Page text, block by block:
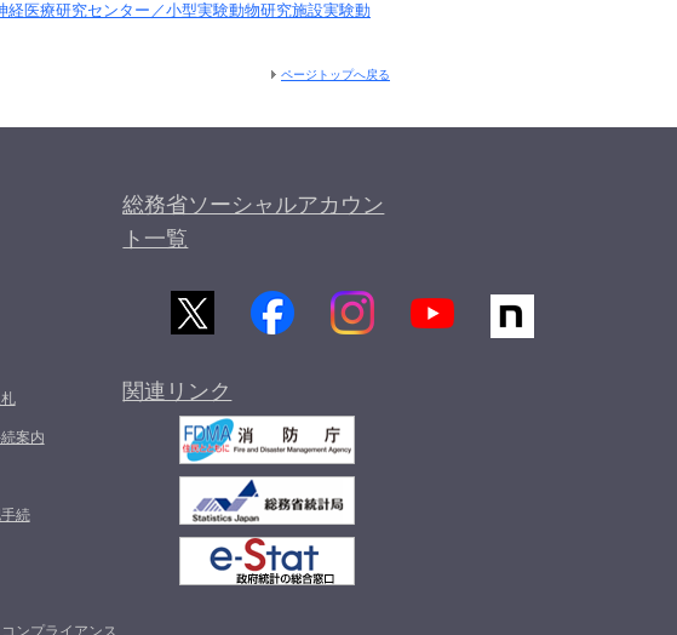
医療研究センター／小型実験動物研究施設実験動
ページトップへ戻る
案内
続
ンプライアンス
総務省ソーシャルアカウン
ト一覧
関連リンク